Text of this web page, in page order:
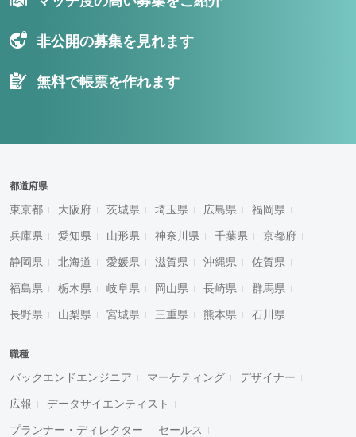
非公開の募集を見れます
無料で帳票を作れます
都道府県
東京都 大阪府 茨城県 埼玉県 広島県 福岡県
兵庫県 愛知県 山形県 神奈川県 千葉県 京都府
静岡県 北海道 愛媛県 滋賀県 沖縄県 佐賀県
福島県 栃木県 岐阜県 岡山県 長崎県 群馬県
長野県 山梨県 宮城県 三重県 熊本県 石川県
職種
バックエンドエンジニア マーケティング デザイナー
広報 データサイエンティスト
プランナー・ディレクター セールス